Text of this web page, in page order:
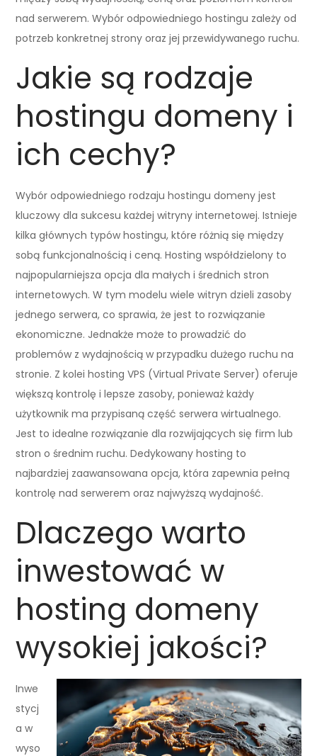
nad serwerem. Wybór odpowiedniego hostingu zależy od
potrzeb konkretnej strony oraz jej przewidywanego ruchu.
Jakie są rodzaje
hostingu domeny i
ich cechy?
Wybór odpowiedniego rodzaju hostingu domeny jest
kluczowy dla sukcesu każdej witryny internetowej. Istnieje
kilka głównych typów hostingu, które różnią się między
sobą funkcjonalnością i ceną. Hosting współdzielony to
najpopularniejsza opcja dla małych i średnich stron
internetowych. W tym modelu wiele witryn dzieli zasoby
jednego serwera, co sprawia, że jest to rozwiązanie
ekonomiczne. Jednakże może to prowadzić do
problemów z wydajnością w przypadku dużego ruchu na
stronie. Z kolei hosting VPS (Virtual Private Server) oferuje
większą kontrolę i lepsze zasoby, ponieważ każdy
użytkownik ma przypisaną część serwera wirtualnego.
Jest to idealne rozwiązanie dla rozwijających się firm lub
stron o średnim ruchu. Dedykowany hosting to
najbardziej zaawansowana opcja, która zapewnia pełną
kontrolę nad serwerem oraz najwyższą wydajność.
Dlaczego warto
inwestować w
hosting domeny
wysokiej jakości?
Inwe
stycj
a w
wyso